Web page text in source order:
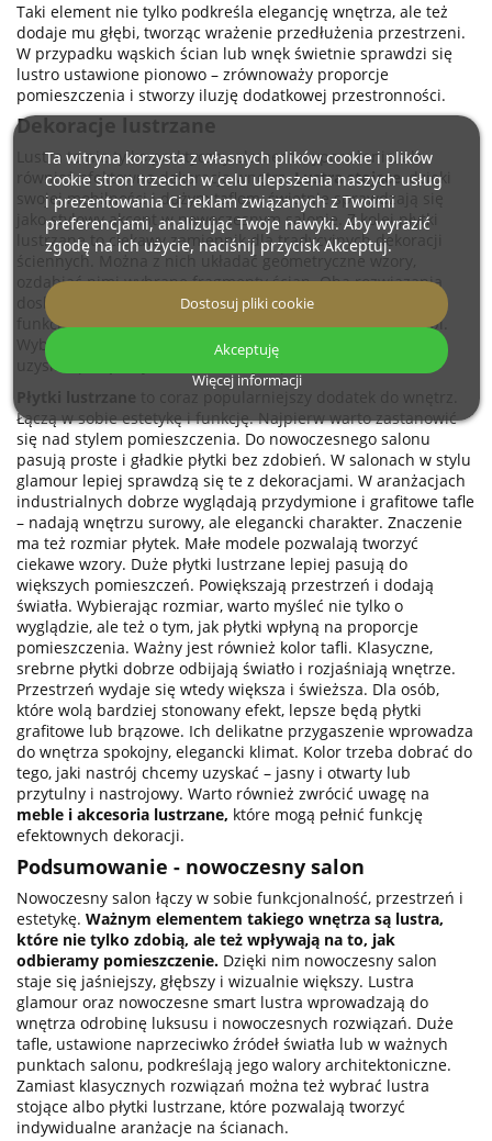
Taki element nie tylko podkreśla elegancję wnętrza, ale też
dodaje mu głębi, tworząc wrażenie przedłużenia przestrzeni.
W przypadku wąskich ścian lub wnęk świetnie sprawdzi się
lustro ustawione pionowo – zrównoważy proporcje
pomieszczenia i stworzy iluzję dodatkowej przestronności.
Dekoracje lustrzane
Lustra to nie tylko praktyczny element wyposażenia, ale
również efektowna dekoracja wnętrz.Lustra stojące, dzięki
swojej mobilności i dużym taflom, świetnie sprawdzają się
jako stylowy akcent w nowoczesnym salonie. Z kolei płytki
lustrzane to ciekawy zamiennik dla tradycyjnych dekoracji
ściennych. Można z nich układać geometryczne wzory,
ozdabiać nimi wybrane fragmenty ścian. Oba rozwiązania
doskonale wpisują się w nowoczesne aranżacje, łącząc
funkcjonalność z dekoracyjnością i tworząc wrażenie głębi.
Wybór odpowiednich lustrzanych płytek jest kluczowy, aby
uzyskać pożądany efekt wizualny w pomieszczeniu.
Płytki lustrzane to coraz popularniejszy dodatek do wnętrz.
Łączą w sobie estetykę i funkcję. Najpierw warto zastanowić
się nad stylem pomieszczenia. Do nowoczesnego salonu
pasują proste i gładkie płytki bez zdobień. W salonach w stylu
glamour lepiej sprawdzą się te z dekoracjami. W aranżacjach
industrialnych dobrze wyglądają przydymione i grafitowe tafle
– nadają wnętrzu surowy, ale elegancki charakter. Znaczenie
ma też rozmiar płytek. Małe modele pozwalają tworzyć
ciekawe wzory. Duże płytki lustrzane lepiej pasują do
większych pomieszczeń. Powiększają przestrzeń i dodają
światła. Wybierając rozmiar, warto myśleć nie tylko o
wyglądzie, ale też o tym, jak płytki wpłyną na proporcje
pomieszczenia. Ważny jest również kolor tafli. Klasyczne,
srebrne płytki dobrze odbijają światło i rozjaśniają wnętrze.
Przestrzeń wydaje się wtedy większa i świeższa. Dla osób,
które wolą bardziej stonowany efekt, lepsze będą płytki
grafitowe lub brązowe. Ich delikatne przygaszenie wprowadza
do wnętrza spokojny, elegancki klimat. Kolor trzeba dobrać do
tego, jaki nastrój chcemy uzyskać – jasny i otwarty lub
przytulny i nastrojowy. Warto również zwrócić uwagę na
meble i akcesoria lustrzane, które mogą pełnić funkcję
efektownych dekoracji.
Podsumowanie - nowoczesny salon
Nowoczesny salon łączy w sobie funkcjonalność, przestrzeń i
estetykę. Ważnym elementem takiego wnętrza są lustra,
które nie tylko zdobią, ale też wpływają na to, jak
odbieramy pomieszczenie. Dzięki nim nowoczesny salon
staje się jaśniejszy, głębszy i wizualnie większy. Lustra
glamour oraz nowoczesne smart lustra wprowadzają do
wnętrza odrobinę luksusu i nowoczesnych rozwiązań. Duże
tafle, ustawione naprzeciwko źródeł światła lub w ważnych
punktach salonu, podkreślają jego walory architektoniczne.
Zamiast klasycznych rozwiązań można też wybrać lustra
stojące albo płytki lustrzane, które pozwalają tworzyć
indywidualne aranżacje na ścianach.
Ta witryna korzysta z własnych plików cookie i plików
cookie stron trzecich w celu ulepszenia naszych usług
i prezentowania Ci reklam związanych z Twoimi
preferencjami, analizując Twoje nawyki. Aby wyrazić
zgodę na ich użycie, naciśnij przycisk Akceptuj.
Więcej informacji
Dostosuj pliki cookie
Akceptuję